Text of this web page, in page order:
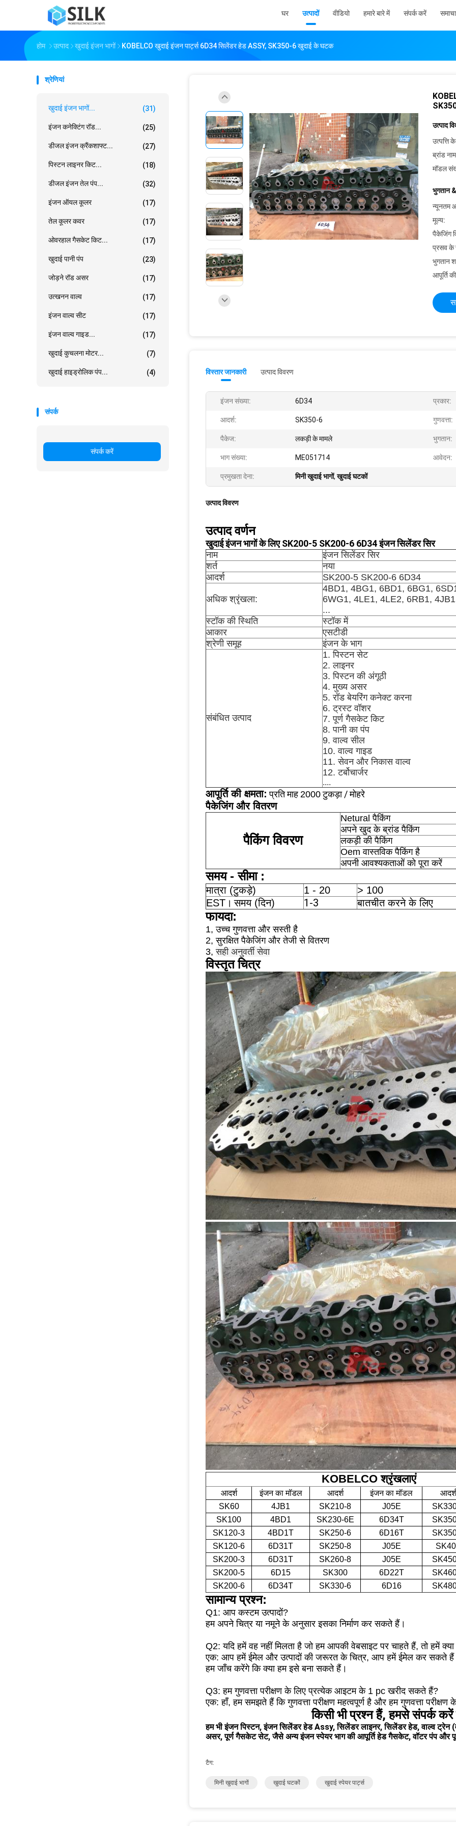
घर उत्पादों वीडियो हमारे बारे में संपर्क करें
होम उत्पाद खुदाई इंजन भागों KOBELCO खुदाई इंजन पार्ट्स 6D34 सिलेंडर हेड ASSY, SK350-6 खुदाई के घटक
श्रेणियां
खुदाई इंजन भागों... (31)
इंजन कनेक्टिंग रॉड... (25)
डीजल इंजन क्रैंकशाफ्ट... (27)
पिस्टन लाइनर किट... (18)
डीजल इंजन तेल पंप... (32)
इंजन ऑयल कूलर (17)
तेल कूलर कवर (17)
ओवरहाल गैसकेट किट... (17)
खुदाई पानी पंप (23)
जोड़ने रॉड असर (17)
उत्खनन वाल्व (17)
इंजन वाल्व सीट (17)
इंजन वाल्व गाइड... (17)
खुदाई कुचलना मोटर... (7)
खुदाई हाइड्रोलिक पंप... (4)
संपर्क
संपर्क करें
उत्पाद
उत्पत्ति
ब्रांड
मॉडल
भुगतान
न्यूनतम
मूल्य:
पैकेजिंग
प्रसव के
भुगतान
आपूर्ति
विस्तार जानकारी उत्पाद विवरण
इंजन संख्या: 6D34 प्रकार:
आदर्श: SK350-6 गुणवत्ता:
पैकेज: लकड़ी के मामले भुगतान:
भाग संख्या: ME051714 आवेदन:
प्रमुखता देना: मिनी खुदाई भागों,खुदाई घटकों
उत्पाद विवरण
उत्पाद वर्णन
खुदाई इंजन भागों के लिए SK200-5 SK200-6 6D34 इंजन सिलेंडर सिर
नाम
इंजन सिलेंडर सिर
शर्त
नया
आदर्श
SK200-5 SK200-6 6D34
अधिक श्रृंखला:
4BD1, 4BG1, 6BD1, 6BG1,
6WG1, 4LE1, 4LE2, 6RB1,
...
स्टॉक की स्थिति
स्टॉक में
आकार
एसटीडी
श्रेणी समूह
इंजन के भाग
संबंधित उत्पाद
1. पिस्टन सेट
2. लाइनर
3. पिस्टन की अंगूठी
4. मुख्य असर
5. रॉड बेयरिंग कनेक्ट करना
6. ट्रस्ट वॉशर
7. पूर्ण गैसकेट किट
8. पानी का पंप
9. वाल्व सील
10. वाल्व गाइड
11. सेवन और निकास वाल्व
12. टर्बोचार्जर
....
आपूर्ति की क्षमता: प्रति माह 2000 टुकड़ा / मोहरे
पैकेजिंग और वितरण
पैकिंग विवरण
Netural पैकिंग
अपने खुद के ब्रांड पैकिंग
लकड़ी की पैकिंग
Oem वास्तविक पैकिंग है
अपनी आवश्यकताओं को पूरा करें
समय - सीमा :
मात्रा (टुकड़े) 1 - 20
> 100
EST। समय (दिन) 1-3 बातचीत करने के लिए
फायदा:
1, उच्च गुणवत्ता और सस्ती है
2, सुरक्षित पैकेजिंग और तेजी से वितरण
3,सही अनुवर्ती सेवा
विस्तृत चित्र
KOBELCO श्रृंखलाएं
आदर्श इंजन का मॉडल आदर्श इंजन का मॉडल आदर्श
SK60
4JB1 SK210-8 J05E
SK100
4BD1 SK230-6E 6D34T
SK120-3
4BD1T SK250-6 6D16T
SK120-6
6D31T SK250-8 J05E
SK200-3
6D31T SK260-8 J05E
SK200-5
6D15 SK300 6D22T
SK200-6
6D34T SK330-6 6D16
सामान्य प्रश्न:
Q1: आप कस्टम उत्पादों?
हम अपने चित्र या नमूने के अनुसार इसका निर्माण कर सकते हैं।
Q2: यदि हमें वह नहीं मिलता है जो हम आपकी वेबसाइट पर चाहते हैं, तो हमें क्या
एक: आप हमें ईमेल और उत्पादों की जरूरत के चित्र, आप हमें ईमेल कर सकते हैं
हम जाँच करेंगे कि क्या हम इसे बना सकते हैं।
Q3: हम गुणवत्ता परीक्षण के लिए प्रत्येक आइटम के 1 pc खरीद सकते हैं?
एक: हाँ, हम समझते हैं कि गुणवत्ता परीक्षण महत्वपूर्ण है और हम गुणवत्ता
किसी भी प्रश्न हैं, हमसे संपर्क
हम भी इंजन पिस्टन, इंजन सिलेंडर हेड Assy, सिलेंडर लाइनर, सिलेंडर हेड, वाल्व ट्रेन
असर, पूर्ण गैसकेट सेट, जैसे अन्य इंजन स्पेयर भाग की आपूर्ति हेड गैसकेट, वॉटर पंप और
टैग:
मिनी खुदाई भागों खुदाई घटकों खुदाई स्पेयर पार्ट्स